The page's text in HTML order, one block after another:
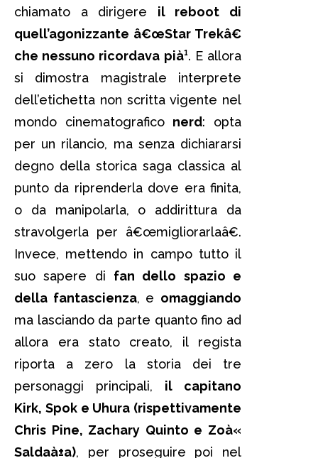
chiamato a dirigere il reboot di
quell’agonizzante â€œStar Trekâ€
che nessuno ricordava pià¹. E allora
si dimostra magistrale interprete
dell’etichetta non scritta vigente nel
mondo cinematografico nerd: opta
per un rilancio, ma senza dichiararsi
degno della storica saga classica al
punto da riprenderla dove era finita,
o da manipolarla, o addirittura da
stravolgerla per â€œmigliorarlaâ€.
Invece, mettendo in campo tutto il
suo sapere di fan dello spazio e
della fantascienza, e omaggiando
ma lasciando da parte quanto fino ad
allora era stato creato, il regista
riporta a zero la storia dei tre
personaggi principali, il capitano
Kirk, Spok e Uhura (rispettivamente
Chris Pine, Zachary Quinto e Zoà«
Saldaà±a), per proseguire poi nel